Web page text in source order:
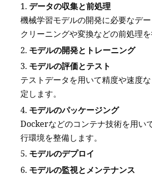
データの収集と前処理
機械学習モデルの開発に必要なデー
クリーニングや変換などの前処理を
モデルの開発とトレーニング
モデルの評価とテスト
テストデータを用いて精度や速度
定します。
モデルのパッケージング
Dockerなどのコンテナ技術を用い
行環境を整備します。
モデルのデプロイ
モデルの監視とメンテナンス